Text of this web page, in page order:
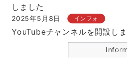
しました
2025年5月8日 インフォ
YouTubeチャンネルを開設し